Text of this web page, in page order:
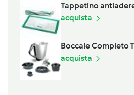
Tappetino
acquista
Boccale Completo
acquista